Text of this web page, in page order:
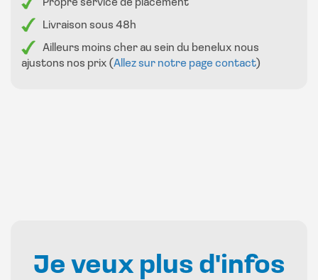
Propre service de placement
Livraison sous 48h
Ailleurs moins cher au sein du benelux nous
ajustons nos prix (Allez sur notre page contact)
Je veux plus d'infos